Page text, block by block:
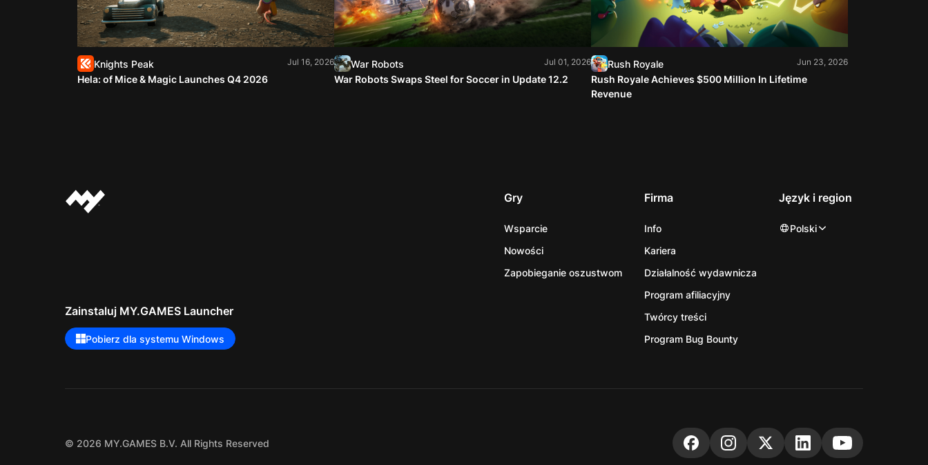
Knights Peak Jul 16, 2026
Hela: of Mice & Magic Launches Q4 2026
War Robots Jul 01, 2026
War Robots Swaps Steel for Soccer in Update 12.2
Rush Royale Jun 23, 2026
Rush Royale Achieves $500 Million In Lifetime
Revenue
Zainstaluj MY.GAMES Launcher
Pobierz dla systemu Windows
Gry
Wsparcie
Nowości
Zapobieganie oszustwom
Firma
Info
Kariera
Działalność wydawnicza
Program afiliacyjny
Twórcy treści
Program Bug Bounty
Język i region
Polski
© 2026 MY.GAMES B.V. All Rights Reserved